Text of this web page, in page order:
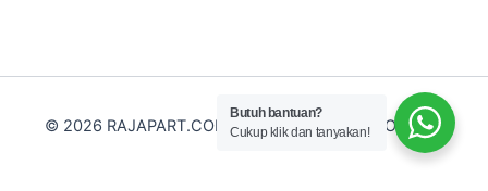
© 2026 RAJAPART.COM - PT RAJA PART INDONESIA
Butuh bantuan?
Cukup klik dan tanyakan!